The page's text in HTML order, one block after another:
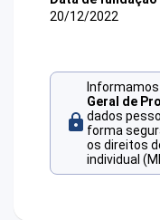
20/12/2022
Geral de
dados
forma
os direitos
individual